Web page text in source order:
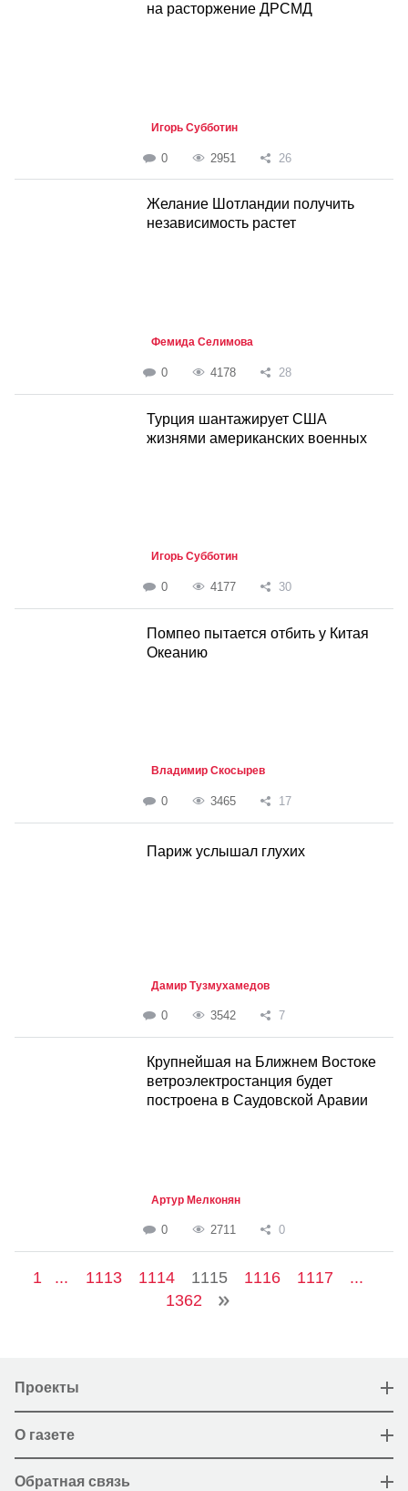
на расторжение ДРСМД
Игорь Субботин
0 2951 26
Желание Шотландии получить
независимость растет
Фемида Селимова
0 4178 28
Турция шантажирует США
жизнями американских военных
Игорь Субботин
0 4177 30
Помпео пытается отбить у Китая
Океанию
Владимир Скосырев
0 3465 17
Париж услышал глухих
Дамир Тузмухамедов
0 3542 7
Крупнейшая на Ближнем Востоке
ветроэлектростанция будет
построена в Саудовской Аравии
Артур Мелконян
0 2711 0
1 ... 1113 1114 1115 1116 1117
...
1362
Проекты
О газете
Обратная связь